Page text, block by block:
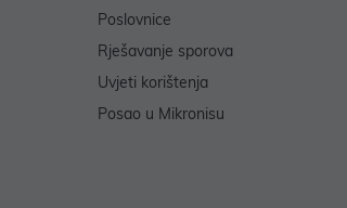
Poslovnice
Rješavanje sporova
Uvjeti korištenja
Posao u Mikronisu